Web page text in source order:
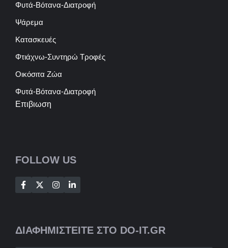
Φυτά-Βότανα-Διατροφή
Ψάρεμα
Κατασκευές
Φτιάχνω-Συντηρώ Τροφές
Οικόσιτα Ζώα
Φυτά-Βότανα-Διατροφή
Επιβιωση
FOLLOW US
ΔΙΑΦΗΜΙΣΤΕΙΤΕ ΣΤΟ DO-IT.GR